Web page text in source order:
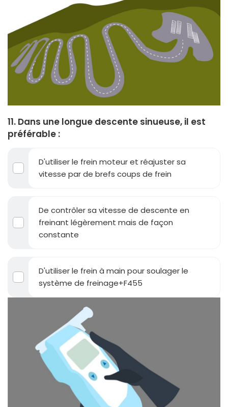
11. Dans une longue descente sinueuse, il est
préférable :
D'utiliser le frein moteur et réajuster sa
vitesse par de brefs coups de frein
De contrôler sa vitesse de descente en
freinant légèrement mais de façon
constante
D'utiliser le frein à main pour soulager le
système de freinage+F455